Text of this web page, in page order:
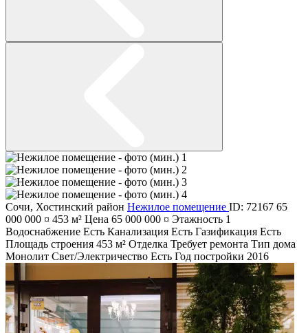
Сочи, Хостинский район Нежилое помещение ID: 72167 65
000 000 ¤ 453 м² Цена 65 000 000 ¤ Этажность 1
Водоснабжение Есть Канализация Есть Газификация Есть
Площадь строения 453 м² Отделка Требует ремонта Тип дома
Монолит Свет/Электричество Есть Год постройки 2016